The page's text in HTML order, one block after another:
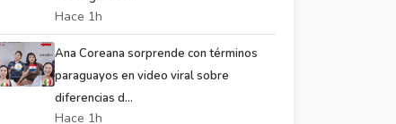
Hace 1h
Ana Coreana sorprende con términos
paraguayos en video viral sobre
diferencias d...
Hace 1h